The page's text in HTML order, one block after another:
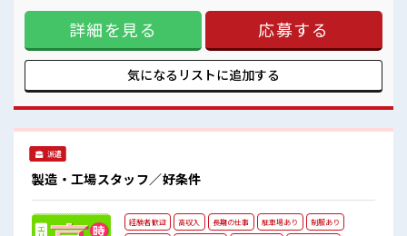
お昼ご飯に困らないですね♪
UPしちゃいましょう★ 《制服無料*》 制服は無料で貸与され
ます！ 仕事用の服を自分で用意する手間も無し！ 毎日使うも
のだからこそ、 無料で利用できるのは嬉しいポイントです
ね！ ■職場の雰囲気 20代・30代の方カツヤク中★ 休憩室・
ロッカー完備！ 休憩時間にしっかりリフレッシュできます◎
さらに食堂もあります！ コンビニは職場の目の前にあるので
詳細を見る 応募する
気になるリストに追加する
派遣
製造・工場スタッフ／好条件
経験者歓迎 高収入 長期の仕事 駐車場あり
制服あり